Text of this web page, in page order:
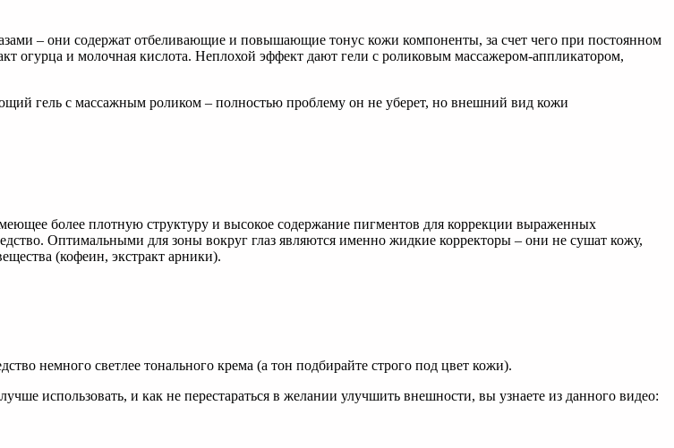
– они содержат отбеливающие и повышающие тонус кожи компоненты, за счет чего при постоянном
огурца и молочная кислота. Неплохой эффект дают гели с роликовым массажером-аппликатором,
гель с массажным роликом – полностью проблему он не уберет, но внешний вид кожи
более плотную структуру и высокое содержание пигментов для коррекции выраженных
Оптимальными для зоны вокруг глаз являются именно жидкие корректоры – они не сушат кожу,
(кофеин, экстракт арники).
немного светлее тонального крема (а тон подбирайте строго под цвет кожи).
использовать, и как не перестараться в желании улучшить внешности, вы узнаете из данного видео: